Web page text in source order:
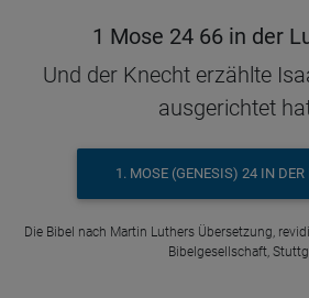
1 Mose 24 66 in der
Und der Knecht erzählte
ausgerichtet
1. MOSE (GENESIS) 24 IN DER
Die Bibel nach Martin Luthers Übersetzung,
Bibelgesellschaft,